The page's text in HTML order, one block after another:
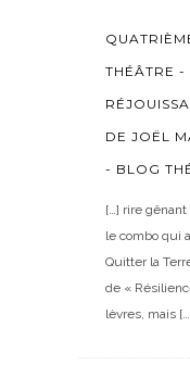
THÉÂTRE -
DE JOËL
- BLOG
[…] rire
le combo qui
Quitter la
de «
lèvres, mais